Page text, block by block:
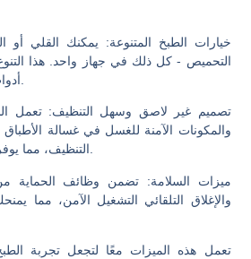
خيارات الطبخ المتنوعة: يمكنك القلي أو
التحميص - كل ذلك في جهاز واحد. هذا
تصميم غير لاصق وسهل التنظيف: تعمل
والمكونات الآمنة للغسل في غسالة
التنظيف، مما يوفر لك الوقت والجهد.
ميزات السلامة: تضمن وظائف الحماية من
والإغلاق التلقائي التشغيل الآمن، مما
تعمل هذه الميزات معًا لتجعل تجربة